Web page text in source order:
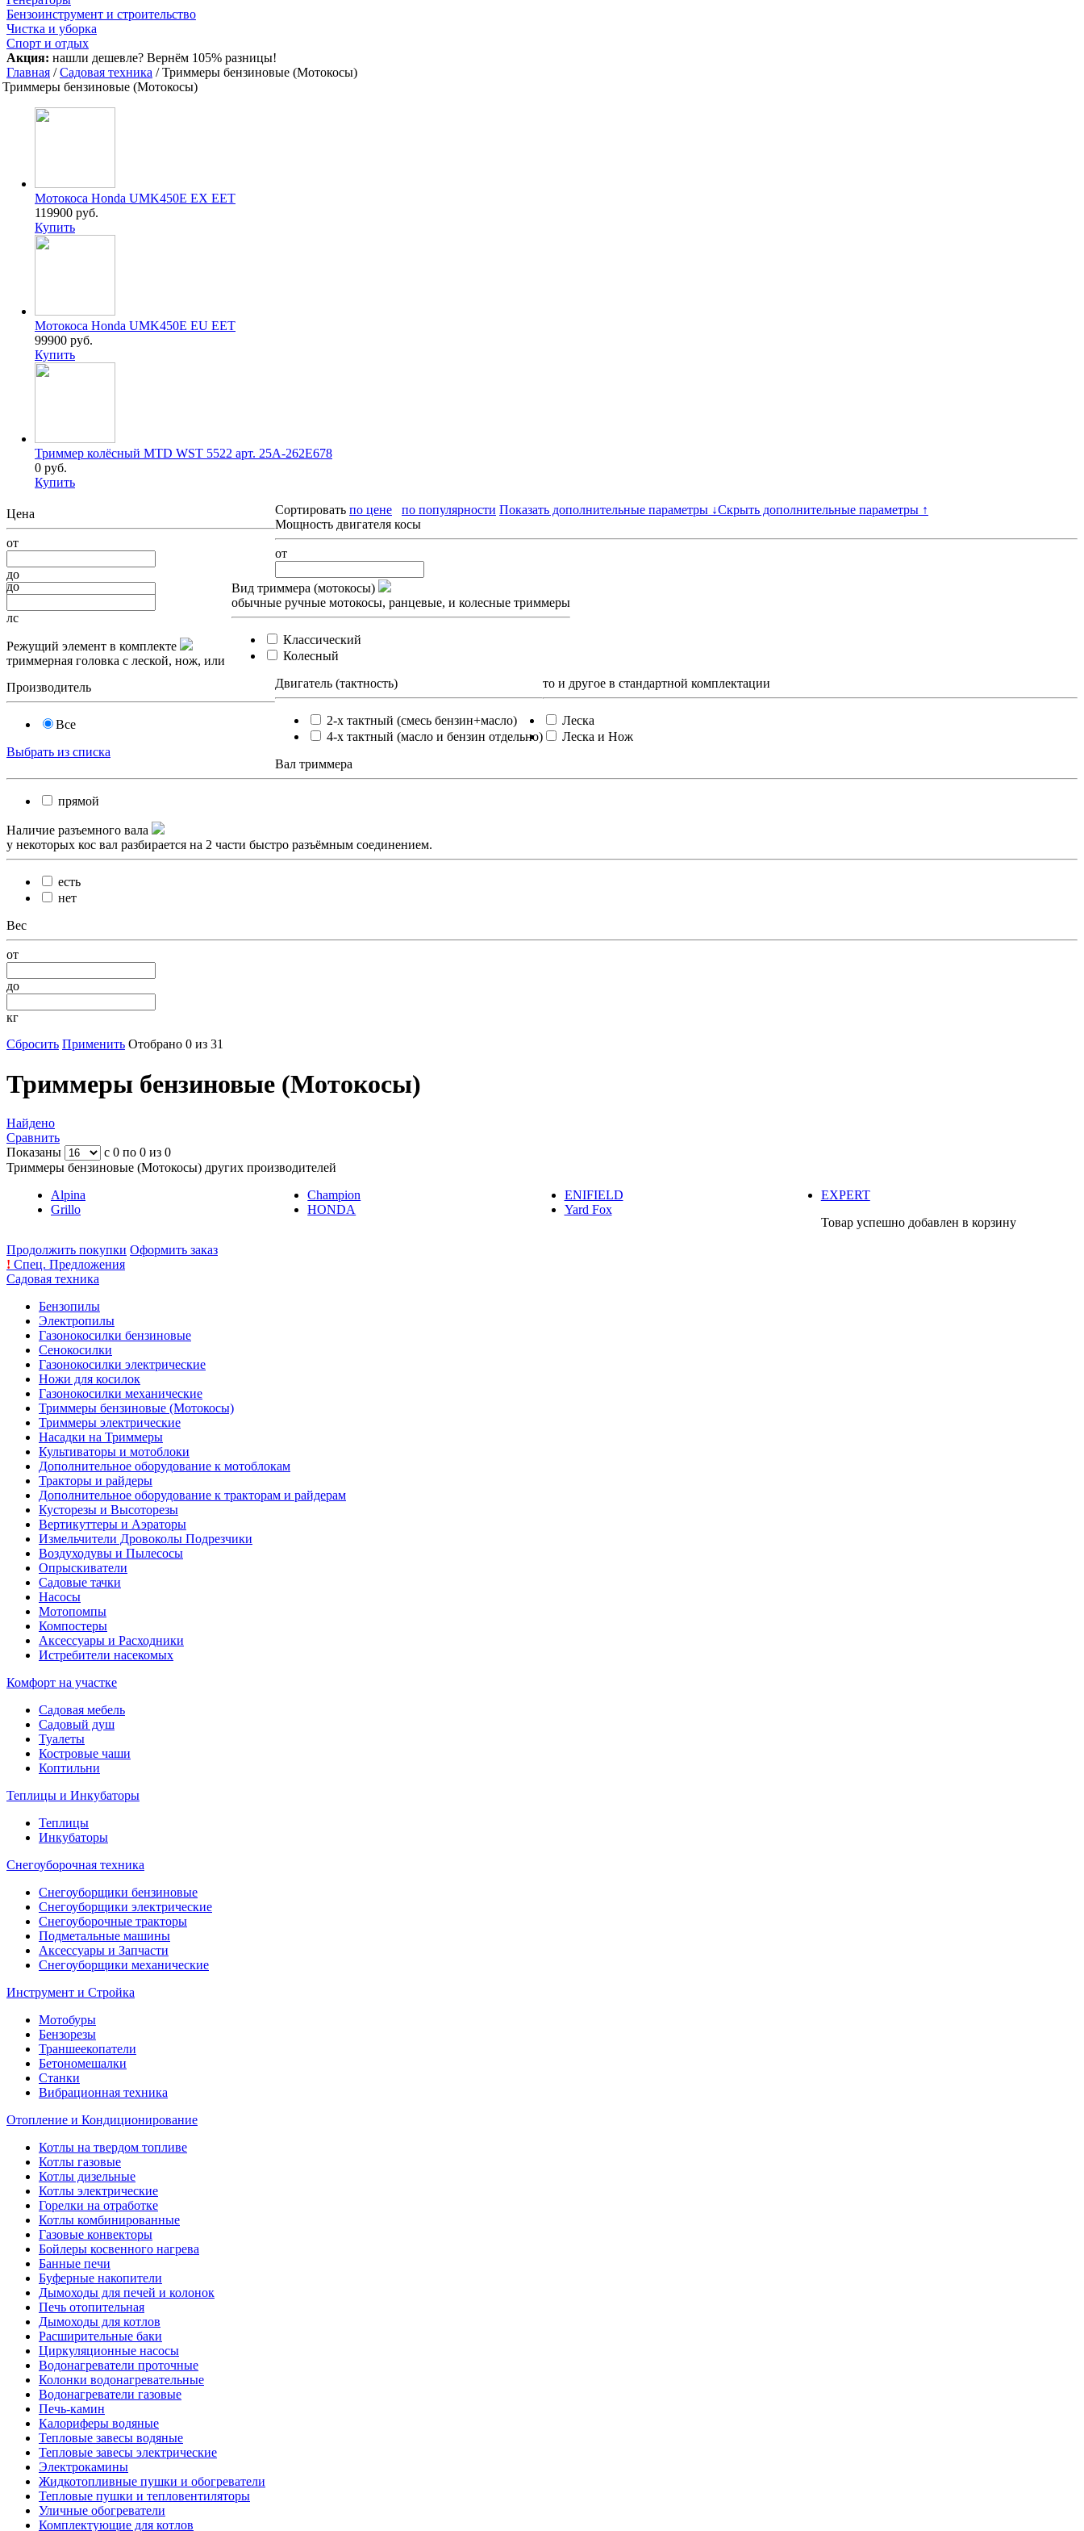
Бензоинструмент и строительство
Чистка и уборка
Спорт и отдых
Акция: нашли дешевле? Вернём 105% разницы!
Главная /Садовая техника / Триммеры бензиновые (Мотокосы)
Триммеры бензиновые (Мотокосы)
Мотокоса Honda UMK450E EX EET
119900 руб.
Купить
Мотокоса Honda UMK450E EU EET
99900 руб.
Купить
Триммер колёсный MTD WST 5522 арт. 25A-262E678
0 руб.
Купить
Цена
от
до
Вид триммера (мотокосы)
обычные ручные мотокосы, ранцевые, и колесные триммеры
Классический
Колесный
Производитель
Все
Выбрать из списка
Двигатель (тактность)
2-х тактный (смесь бензин+масло)
4-х тактный (масло и бензин отдельно)
Сортировать по цене по популярности Показать дополнительные параметры ↓Скрыть дополнительные параметры ↑
Мощность двигателя косы
от
до
лс
Режущий элемент в комплекте
триммерная головка с леской, нож, или
то и другое в стандартной комплектации
Леска
Леска и Нож
Вал триммера
прямой
Наличие разъемного вала
у некоторых кос вал разбирается на 2 части быстро разъёмным соединением.
есть
нет
Вес
от
до
кг
Сбросить Применить Отобрано 0 из 31
Триммеры бензиновые (Мотокосы)
Найдено
Сравнить
Показаны
с 0 по 0 из 0
Триммеры бензиновые (Мотокосы) других производителей
Alpina
Champion ENIFIELD
EXPERT
Grillo
HONDA
Yard Fox
Товар успешно добавлен в корзину
Продолжить покупки Оформить заказ
! Спец. Предложения
Садовая техника
Бензопилы
Электропилы
Газонокосилки бензиновые
Сенокосилки
Газонокосилки электрические
Ножи для косилок
Газонокосилки механические
Триммеры бензиновые (Мотокосы)
Триммеры электрические
Насадки на Триммеры
Культиваторы и мотоблоки
Дополнительное оборудование к мотоблокам
Тракторы и райдеры
Дополнительное оборудование к тракторам и райдерам
Кусторезы и Высоторезы
Вертикуттеры и Аэраторы
Измельчители Дровоколы Подрезчики
Воздуходувы и Пылесосы
Опрыскиватели
Садовые тачки
Насосы
Мотопомпы
Компостеры
Аксессуары и Расходники
Истребители насекомых
Комфорт на участке
Садовая мебель
Садовый душ
Туалеты
Костровые чаши
Коптильни
Теплицы и Инкубаторы
Теплицы
Инкубаторы
Снегоуборочная техника
Снегоуборщики бензиновые
Снегоуборщики электрические
Снегоуборочные тракторы
Подметальные машины
Аксессуары и Запчасти
Снегоуборщики механические
Инструмент и Стройка
Мотобуры
Бензорезы
Траншеекопатели
Бетономешалки
Станки
Вибрационная техника
Отопление и Кондиционирование
Котлы на твердом топливе
Котлы газовые
Котлы дизельные
Котлы электрические
Горелки на отработке
Котлы комбинированные
Газовые конвекторы
Бойлеры косвенного нагрева
Банные печи
Буферные накопители
Дымоходы для печей и колонок
Печь отопительная
Дымоходы для котлов
Расширительные баки
Циркуляционные насосы
Водонагреватели проточные
Колонки водонагревательные
Водонагреватели газовые
Печь-камин
Калориферы водяные
Тепловые завесы водяные
Тепловые завесы электрические
Электрокамины
Жидкотопливные пушки и обогреватели
Тепловые пушки и тепловентиляторы
Уличные обогреватели
Комплектующие для котлов